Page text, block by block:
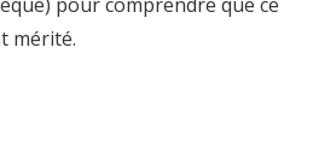
mérité.